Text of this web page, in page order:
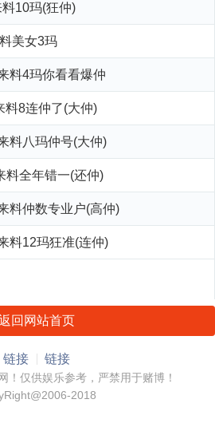
10玛(狂仲)
美女3玛
料4玛你看看爆仲
料8连仲了(大仲)
料八玛仲号(大仲)
料全年错一(还仲)
料仲数专业户(高仲)
料12玛狂准(连仲)
回网站首页
链接 链接
！仅供娱乐参考，严禁用于赌博！
2018